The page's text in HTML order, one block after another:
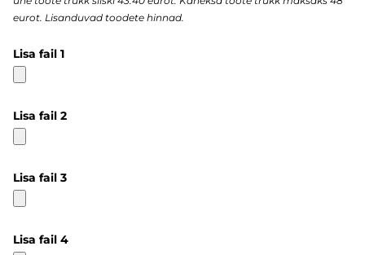
eurot. Lisanduvad toodete hinnad.
Lisa fail 1
Lisa fail 2
Lisa fail 3
Lisa fail 4